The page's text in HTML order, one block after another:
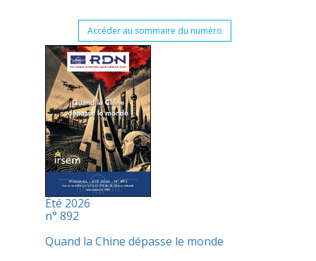
Accéder au sommaire du numéro
Été 2026
n° 892
Quand la Chine dépasse le monde